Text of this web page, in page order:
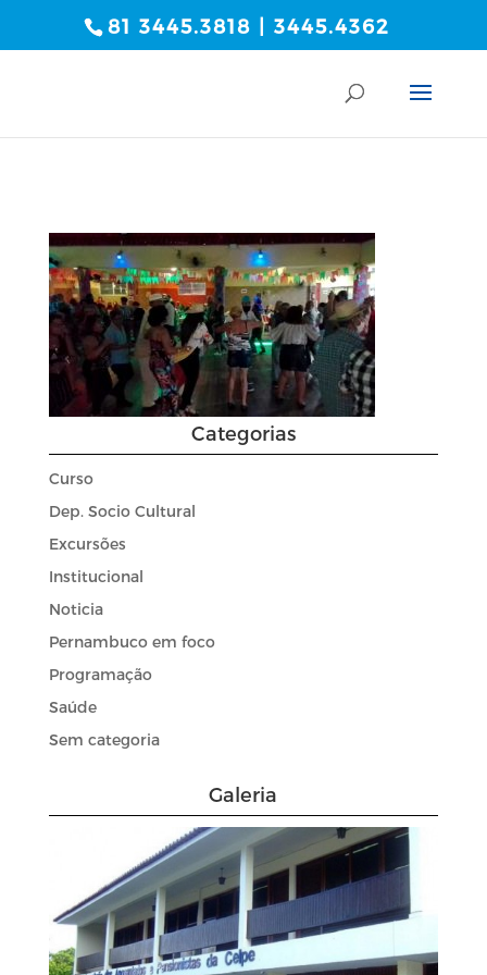
81 3445.3818 | 3445.4362
Categorias
Curso
Dep. Socio Cultural
Excursões
Institucional
Noticia
Pernambuco em foco
Programação
Saúde
Sem categoria
Galeria